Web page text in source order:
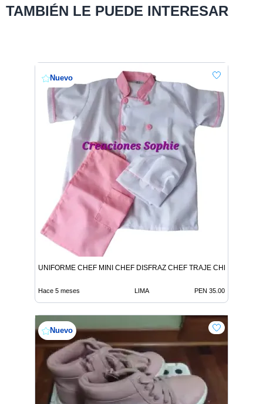
TAMBIÉN LE PUEDE INTERESAR
Nuevo
UNIFORME CHEF MINI CHEF DISFRAZ CHEF TRAJE CHEF
Hace 5 meses LIMA PEN 35.00
Nuevo